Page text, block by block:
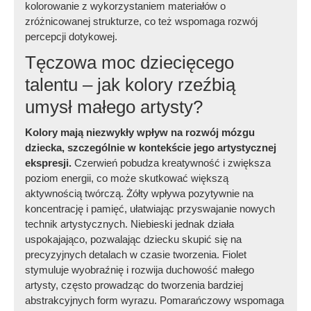
kolorowanie z wykorzystaniem materiałów o
zróżnicowanej strukturze, co też wspomaga rozwój
percepcji dotykowej.
Tęczowa moc dziecięcego
talentu – jak kolory rzeźbią
umysł małego artysty?
Kolory mają niezwykły wpływ na rozwój mózgu
dziecka, szczególnie w kontekście jego artystycznej
ekspresji. Czerwień pobudza kreatywność i zwiększa
poziom energii, co może skutkować większą
aktywnością twórczą. Żółty wpływa pozytywnie na
koncentrację i pamięć, ułatwiając przyswajanie nowych
technik artystycznych. Niebieski jednak działa
uspokajająco, pozwalając dziecku skupić się na
precyzyjnych detalach w czasie tworzenia. Fiolet
stymuluje wyobraźnię i rozwija duchowość małego
artysty, często prowadząc do tworzenia bardziej
abstrakcyjnych form wyrazu. Pomarańczowy wspomaga